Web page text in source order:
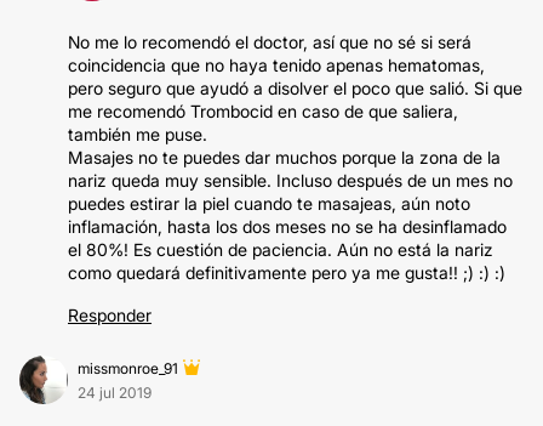
No me lo recomendó el doctor, así que no sé si será
coincidencia que no haya tenido apenas hematomas,
pero seguro que ayudó a disolver el poco que salió. Si que
me recomendó Trombocid en caso de que saliera,
también me puse.
Masajes no te puedes dar muchos porque la zona de la
nariz queda muy sensible. Incluso después de un mes no
puedes estirar la piel cuando te masajeas, aún noto
inflamación, hasta los dos meses no se ha desinflamado
el 80%! Es cuestión de paciencia. Aún no está la nariz
como quedará definitivamente pero ya me gusta!! ;) :) :)
Responder
missmonroe_91
24 jul 2019